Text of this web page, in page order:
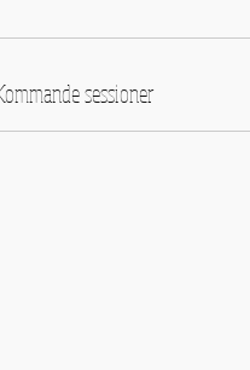
sessioner